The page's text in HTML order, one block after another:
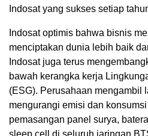
Indosat yang sukses setiap
Indosat optimis bahwa bisnis
menciptakan dunia lebih baik
Indosat juga terus
bawah kerangka kerja
(ESG). Perusahaan mengambil
mengurangi emisi dan
pemasangan panel surya,
sleep cell di seluruh jaringan